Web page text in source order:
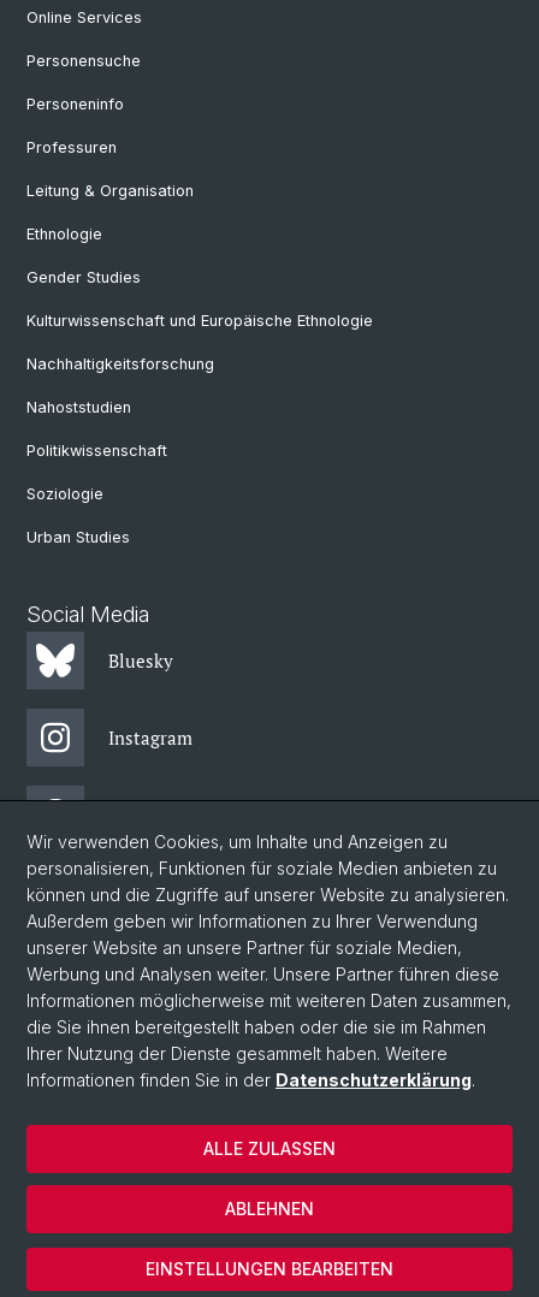
Online Services
Personensuche
Personeninfo
Professuren
Leitung & Organisation
Ethnologie
Gender Studies
Kulturwissenschaft und Europäische Ethnologie
Nachhaltigkeitsforschung
Nahoststudien
Politikwissenschaft
Soziologie
Urban Studies
Social Media
Bluesky
Instagram
Facebook
Newsletter
© Universität Basel
Philosophisch-Historische Fakultät
Home
Datenschutzerklärung
Wir verwenden Cookies, um Inhalte und Anzeigen zu
personalisieren, Funktionen für soziale Medien anbieten zu
können und die Zugriffe auf unserer Website zu analysieren.
Außerdem geben wir Informationen zu Ihrer Verwendung
unserer Website an unsere Partner für soziale Medien,
Werbung und Analysen weiter. Unsere Partner führen diese
Informationen möglicherweise mit weiteren Daten zusammen,
die Sie ihnen bereitgestellt haben oder die sie im Rahmen
Ihrer Nutzung der Dienste gesammelt haben. Weitere
Informationen finden Sie in der Datenschutzerklärung.
EINSTELLUNGEN BEARBEITEN
ABLEHNEN
ALLE ZULASSEN